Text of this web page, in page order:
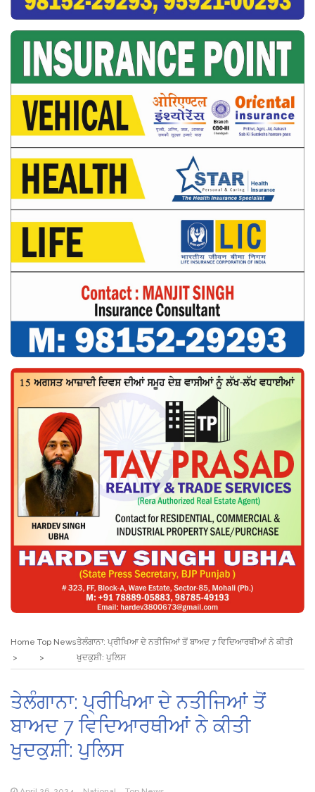
Home Top Newsਤੇਲੰਗਾਨਾ: ਪ੍ਰੀਖਿਆ ਦੇ ਨਤੀਜਿਆਂ ਤੋਂ ਬਾਅਦ 7 ਵਿਦਿਆਰਥੀਆਂ ਨੇ ਕੀਤੀ
ਖੁਦਕੁਸ਼ੀ: ਪੁਲਿਸ
ਤੇਲੰਗਾਨਾ: ਪ੍ਰੀਖਿਆ ਦੇ ਨਤੀਜਿਆਂ ਤੋਂ
ਬਾਅਦ 7 ਵਿਦਿਆਰਥੀਆਂ ਨੇ ਕੀਤੀ
ਖੁਦਕੁਸ਼ੀ: ਪੁਲਿਸ